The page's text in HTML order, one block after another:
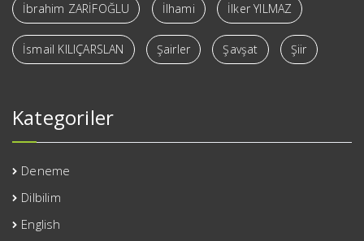
İbrahim ZARİFOĞLU İlhami İlker YILMAZ
İsmail KILIÇARSLAN Şairler Şavşat Şiir
Kategoriler
Deneme
Dilbilim
English